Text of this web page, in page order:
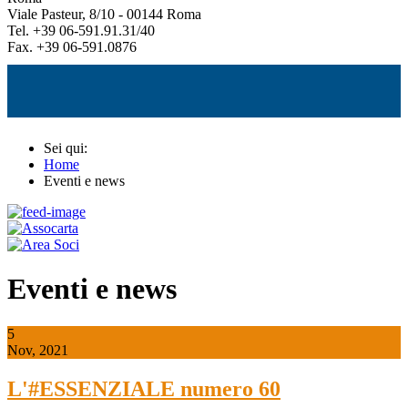
Viale Pasteur, 8/10 - 00144 Roma
Tel. +39 06-591.91.31/40
Fax. +39 06-591.0876
Sei qui:
Home
Eventi e news
Eventi e news
5
Nov, 2021
L'#ESSENZIALE numero 60